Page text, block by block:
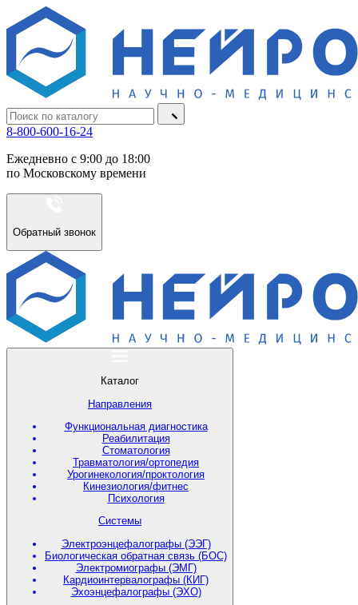
8-800-600-16-24
Ежедневно с 9:00 до 18:00
по Московскому времени
Обратный звонок
Каталог
Направления
Функциональная диагностика
Реабилитация
Стоматология
Травматология/ортопедия
Урогинекология/проктология
Кинезиология/фитнес
Психология
Системы
Электроэнцефалографы (ЭЭГ)
Биологическая обратная связь (БОС)
Электромиографы (ЭМГ)
Кардиоинтервалографы (КИГ)
Эхоэнцефалографы (ЭХО)